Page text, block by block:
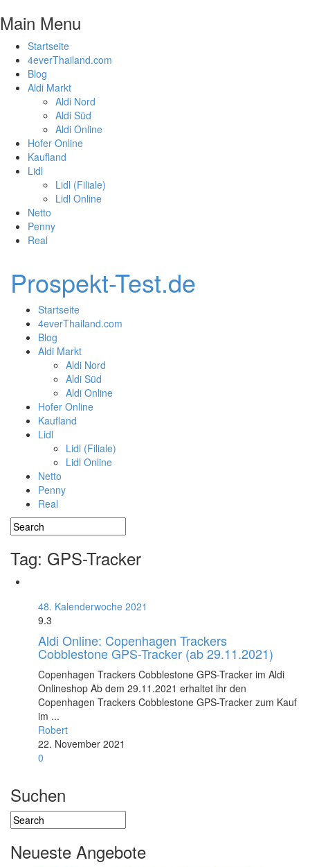
Main Menu
Startseite
4everThailand.com
Blog
Aldi Markt
Aldi Nord
Aldi Süd
Aldi Online
Hofer Online
Kaufland
Lidl
Lidl (Filiale)
Lidl Online
Netto
Penny
Real
Prospekt-Test.de
Startseite
4everThailand.com
Blog
Aldi Markt
Aldi Nord
Aldi Süd
Aldi Online
Hofer Online
Kaufland
Lidl
Lidl (Filiale)
Lidl Online
Netto
Penny
Real
Tag: GPS-Tracker
48. Kalenderwoche 2021
9.3
Aldi Online: Copenhagen Trackers
Cobblestone GPS-Tracker (ab 29.11.2021)
Copenhagen Trackers Cobblestone GPS-Tracker im Aldi
Onlineshop Ab dem 29.11.2021 erhaltet ihr den
Copenhagen Trackers Cobblestone GPS-Tracker zum Kauf
im ...
Robert
22. November 2021
0
Suchen
Neueste Angebote